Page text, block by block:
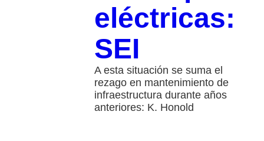
eléctricas:
SEI
A esta situación se suma el
rezago en mantenimiento de
infraestructura durante años
anteriores: K. Honold